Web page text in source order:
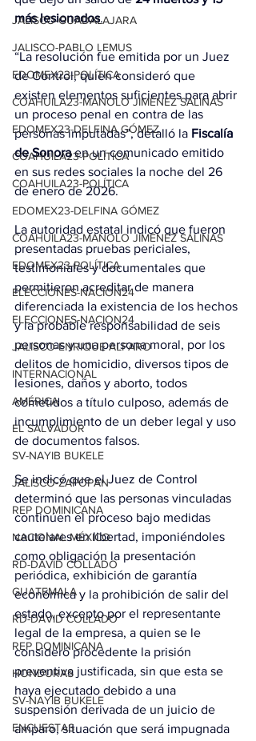
JALISCO-GUADALAJARA
JALISCO-PABLO LEMUS
EDOMEX23-POLÍTICA
COAHUILA23-MANOLO JIMÉNEZ SALINAS
EDOMEX23-DELFINA GÓMEZ
COAHUILA23-POLÍTICA
COAHUILA23-POLÍTICA
EDOMEX23-DELFINA GÓMEZ
COAHUILA23-MANOLO JIMÉNEZ SALINAS
EDOMEX23-POLÍTICA
ELECCIONES-NACION24
ELECCIONES-NACION24
JALISCO-ENRIQUE ALFARO
INTERNACIONAL
AMÉRICA
EL SALVADOR
SV-NAYIB BUKELE
JALISCO-ZAPOPAN
REP DOMINICANA
NACIONAL MÉXICO
RD-DAVID COLLADO
GUATEMALA
RD-DAVID COLLADO
REP DOMINICANA
HONDURAS
SV-NAYIB BUKELE
ENCUESTAS
más lesionados.
“La resolución fue emitida por un Juez
de Control, quien consideró que
existen elementos suficientes para abrir
un proceso penal en contra de las
personas imputadas”, detalló la Fiscalía
de Sonora en un comunicado emitido
en sus redes sociales la noche del 26
de enero de 2026.
La autoridad estatal indicó que fueron
presentadas pruebas periciales,
testimoniales y documentales que
permitieron acreditar de manera
diferenciada la existencia de los hechos
y la probable responsabilidad de seis
personas y una persona moral, por los
delitos de homicidio, diversos tipos de
lesiones, daños y aborto, todos
cometidos a título culposo, además de
incumplimiento de un deber legal y uso
de documentos falsos.
Se indicó que el Juez de Control
determinó que las personas vinculadas
continúen el proceso bajo medidas
cautelares en libertad, imponiéndoles
como obligación la presentación
periódica, exhibición de garantía
económica y la prohibición de salir del
estado, excepto por el representante
legal de la empresa, a quien se le
consideró procedente la prisión
preventiva justificada, sin que esta se
haya ejecutado debido a una
suspensión derivada de un juicio de
amparo, situación que será impugnada